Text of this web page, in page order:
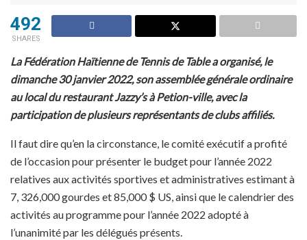
492
SHARES
La Fédération Haïtienne de Tennis de Table a organisé, le
dimanche 30 janvier 2022, son assemblée générale ordinaire
au local du restaurant Jazzy’s à Petion-ville, avec la
participation de plusieurs représentants de clubs affiliés.
Il faut dire qu’en la circonstance, le comité exécutif a profité
de l’occasion pour présenter le budget pour l’année 2022
relatives aux activités sportives et administratives estimant à
7, 326,000 gourdes et 85,000 $ US, ainsi que le calendrier des
activités au programme pour l’année 2022 adopté à
l’unanimité par les délégués présents.